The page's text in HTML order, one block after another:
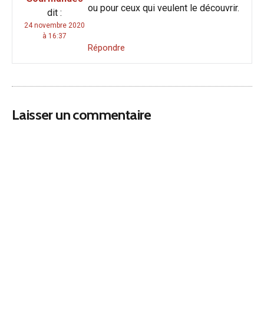
dit :
24 novembre 2020
à 16:37
ou pour ceux qui veulent le découvrir.
Répondre
Laisser un commentaire